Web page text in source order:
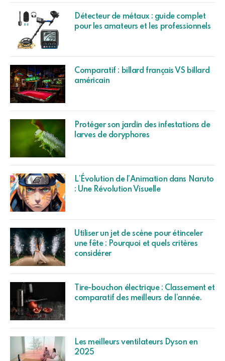
Détecteur de métaux : guide complet
pour les amateurs et les professionnels
Comparatif : billard français VS billard
américain
Protéger son jardin des infestations de
larves de doryphores
L’Évolution de l’Animation dans Naruto
: Une Révolution Visuelle
Utiliser un jet de scène pour étinceler
une fête : Pourquoi et quels critères
considérer
Tire-bouchon électrique : Classement et
comparatif des meilleurs de l’année.
Les meilleurs ventilateurs Dyson en
2025